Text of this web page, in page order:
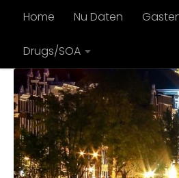
Doorgaan naar inhoud
Home Nu Daten
Drugs/SOA